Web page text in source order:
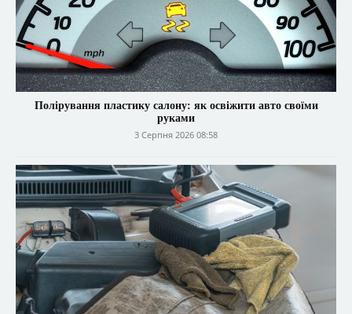
Полірування пластику салону: як освіжити авто своїми
руками
3 Серпня 2026 08:58